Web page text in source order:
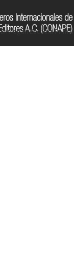
Escuela